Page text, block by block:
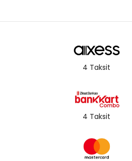
4 Taksit
4 Taksit